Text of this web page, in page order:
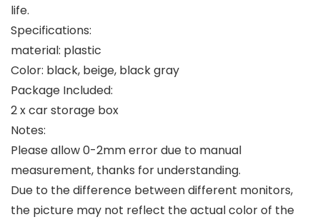
life.
Specifications:
material: plastic
Color: black, beige, black gray
Package Included:
2 x car storage box
Notes:
Please allow 0-2mm error due to manual
measurement, thanks for understanding.
Due to the difference between different monitors,
the picture may not reflect the actual color of the